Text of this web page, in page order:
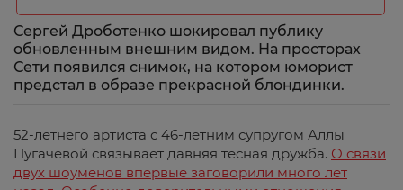
Сергей Дроботенко шокировал публику
обновленным внешним видом. На просторах
Сети появился снимок, на котором юморист
предстал в образе прекрасной блондинки.
52-летнего артиста с 46-летним супругом Аллы
Пугачевой связывает давняя тесная дружба. О связи
двух шоуменов впервые заговорили много лет